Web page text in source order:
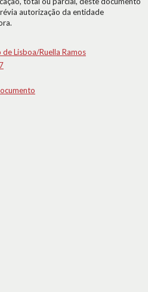
autorização da entidade
de Lisboa/Ruella Ramos